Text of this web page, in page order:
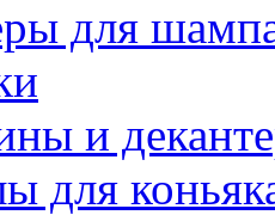
для
и
для